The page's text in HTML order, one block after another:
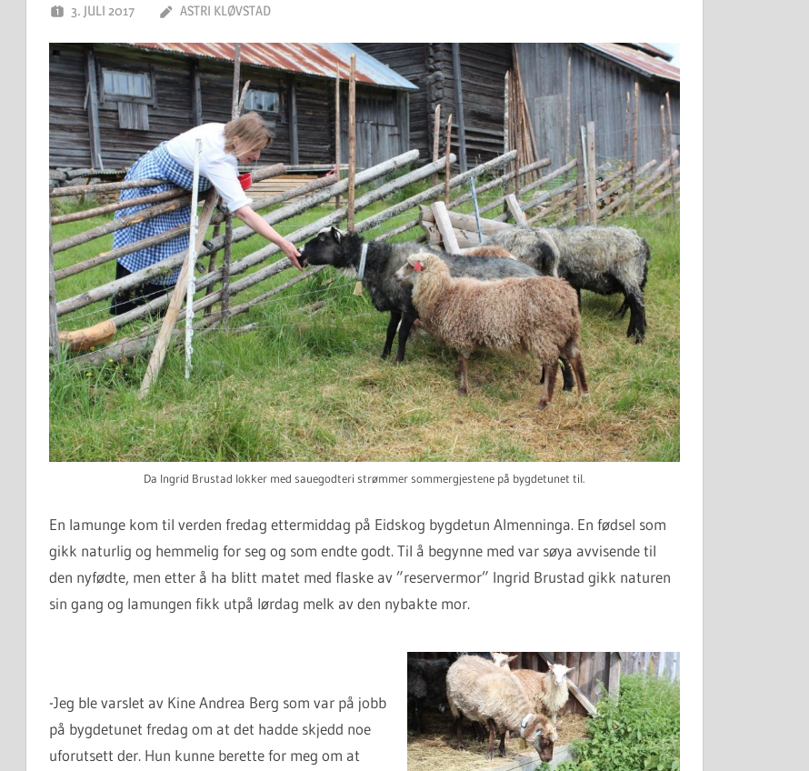
3. JULI 2017 ASTRI KLØVSTAD
Da Ingrid Brustad lokker med sauegodteri strømmer sommergjestene på bygdetunet til.
En lamunge kom til verden fredag ettermiddag på Eidskog bygdetun Almenninga. En fødsel som
gikk naturlig og hemmelig for seg og som endte godt. Til å begynne med var søya avvisende til
den nyfødte, men etter å ha blitt matet med flaske av ”reservermor” Ingrid Brustad gikk naturen
sin gang og lamungen fikk utpå lørdag melk av den nybakte mor.
-Jeg ble varslet av Kine Andrea Berg som var på jobb
på bygdetunet fredag om at det hadde skjedd noe
uforutsett der. Hun kunne berette for meg om at